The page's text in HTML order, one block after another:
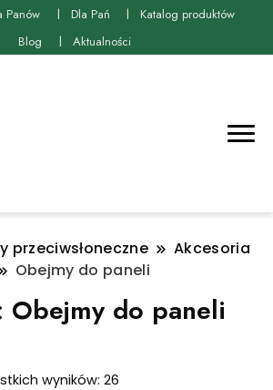
Panów Dla Pań
Katalog produktów
Blog
Aktualności
przeciwsłoneczne
Akcesoria
Obejmy do paneli
Obejmy do paneli
wyników: 26